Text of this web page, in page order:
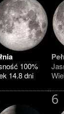
100%
14.8 dni
6